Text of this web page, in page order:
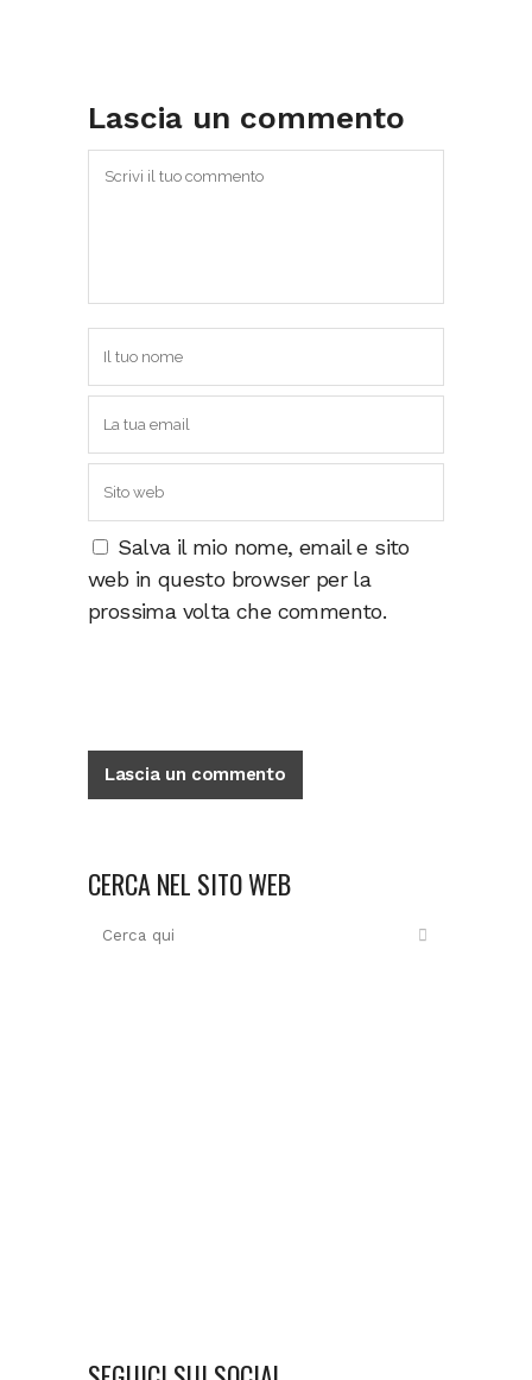
Lascia un commento
Salva il mio nome, email e sito
web in questo browser per la
prossima volta che commento.
CERCA NEL SITO WEB